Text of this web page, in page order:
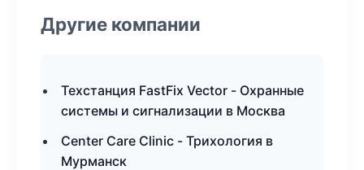
Другие компании
Техстанция FastFix Vector - Охранные
системы и сигнализации в Москва
Center Care Clinic - Трихология в
Мурманск